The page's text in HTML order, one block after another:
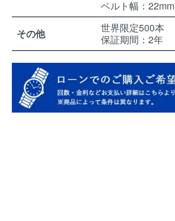
ベルト幅：22mm
その他
世界限定500本
保証期間：2年